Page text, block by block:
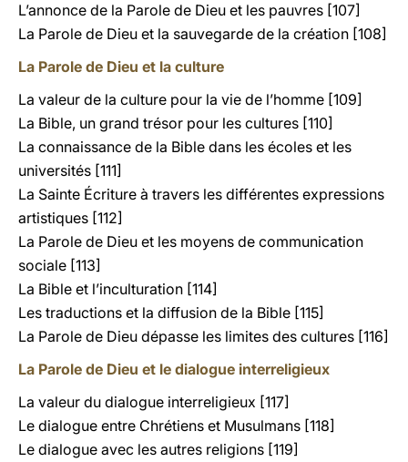
L’annonce de la Parole de Dieu et les pauvres [107]
La Parole de Dieu et la sauvegarde de la création [108]
La Parole de Dieu et la culture
La valeur de la culture pour la vie de l’homme [109]
La Bible, un grand trésor pour les cultures [110]
La connaissance de la Bible dans les écoles et les
universités [111]
La Sainte Écriture à travers les différentes expressions
artistiques [112]
La Parole de Dieu et les moyens de communication
sociale [113]
La Bible et l’inculturation [114]
Les traductions et la diffusion de la Bible [115]
La Parole de Dieu dépasse les limites des cultures [116]
La Parole de Dieu et le dialogue interreligieux
La valeur du dialogue interreligieux [117]
Le dialogue entre Chrétiens et Musulmans [118]
Le dialogue avec les autres religions [119]